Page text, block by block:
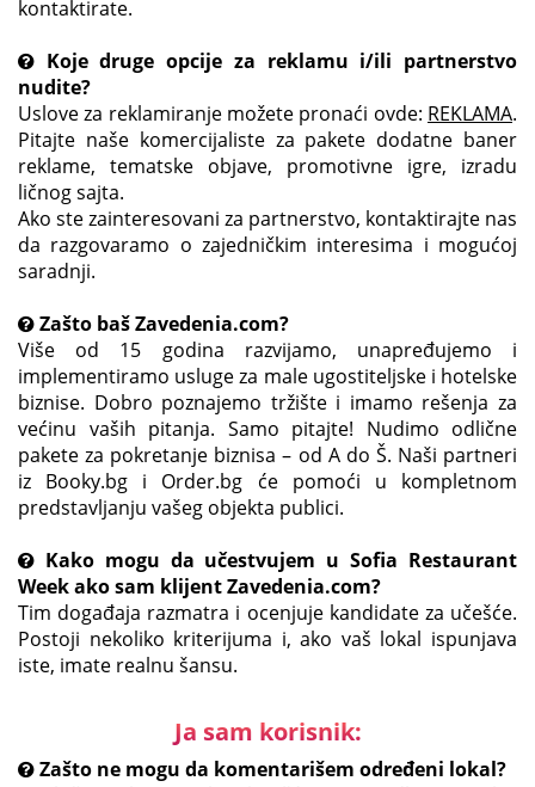
kontaktirate.
Koje druge opcije za reklamu i/ili partnerstvo
nudite?
Uslove za reklamiranje možete pronaći ovde: REKLAMA.
Pitajte naše komercijaliste za pakete dodatne baner
reklame, tematske objave, promotivne igre, izradu
ličnog sajta.
Ako ste zainteresovani za partnerstvo, kontaktirajte nas
da razgovaramo o zajedničkim interesima i mogućoj
saradnji.
Zašto baš Zavedenia.com?
Više od 15 godina razvijamo, unapređujemo i
implementiramo usluge za male ugostiteljske i hotelske
biznise. Dobro poznajemo tržište i imamo rešenja za
većinu vaših pitanja. Samo pitajte! Nudimo odlične
pakete za pokretanje biznisa – od A do Š. Naši partneri
iz Booky.bg i Order.bg će pomoći u kompletnom
predstavljanju vašeg objekta publici.
Kako mogu da učestvujem u Sofia Restaurant
Week ako sam klijent Zavedenia.com?
Tim događaja razmatra i ocenjuje kandidate za učešće.
Postoji nekoliko kriterijuma i, ako vaš lokal ispunjava
iste, imate realnu šansu.
Ja sam korisnik:
Zašto ne mogu da komentarišem određeni lokal?